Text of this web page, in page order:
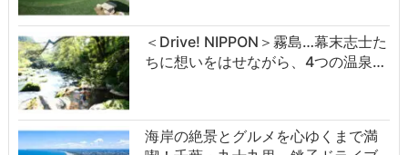
＜Drive! NIPPON＞霧島…幕末志士た
ちに想いをはせながら、4つの温泉…
海岸の絶景とグルメを心ゆくまで満